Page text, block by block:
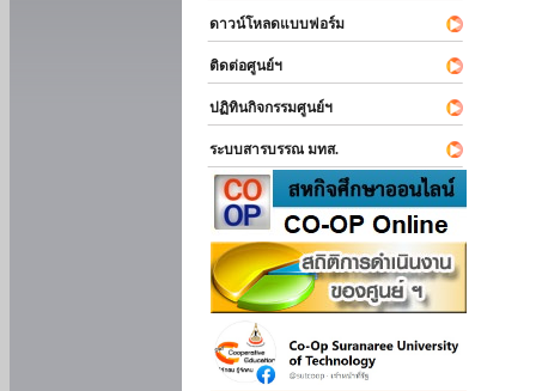
ดาวน์โหลดแบบฟอร์ม
ติดต่อศูนย์ฯ
ปฏิทินกิจกรรมศูนย์ฯ
ระบบสารบรรณ มทส.